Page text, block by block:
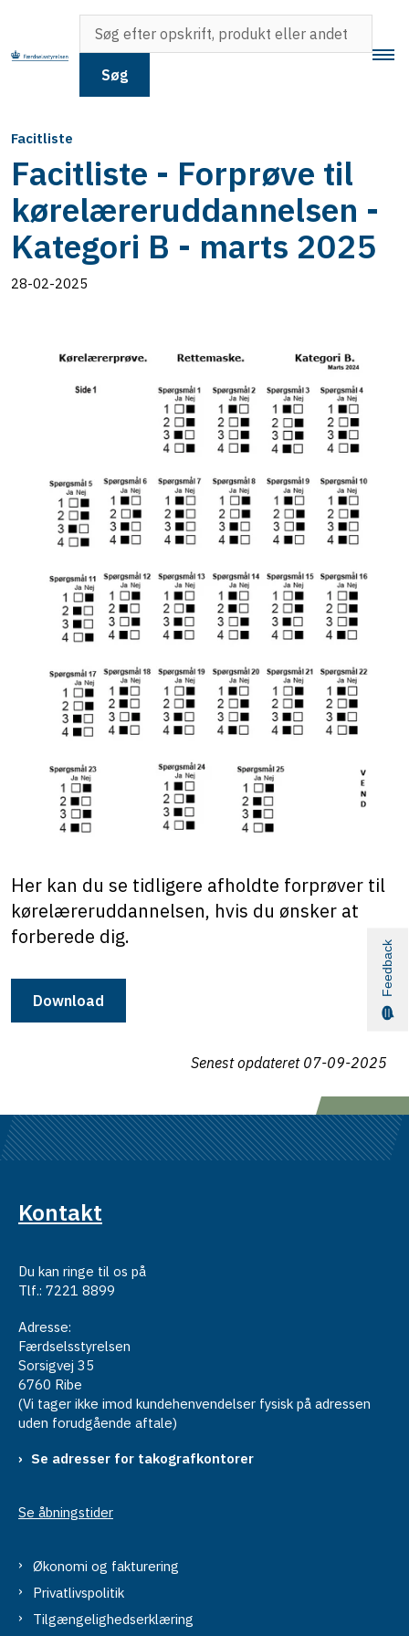
Søg
Facitliste
Facitliste - Forprøve til
kørelæreruddannelsen -
Kategori B - marts 2025
28-02-2025
Her kan du se tidligere afholdte forprøver til
kørelæreruddannelsen, hvis du ønsker at
forberede dig.
Download
Senest opdateret 07-09-2025
Kontakt
Du kan ringe til os på
Tlf.: 7221 8899
Adresse:
Færdselsstyrelsen
Sorsigvej 35
6760 Ribe
(Vi tager ikke imod kundehenvendelser fysisk på adressen
uden forudgående aftale)
Se adresser for takografkontorer
Se åbningstider
Økonomi og fakturering
Privatlivspolitik
Tilgængelighedserklæring
Feedback